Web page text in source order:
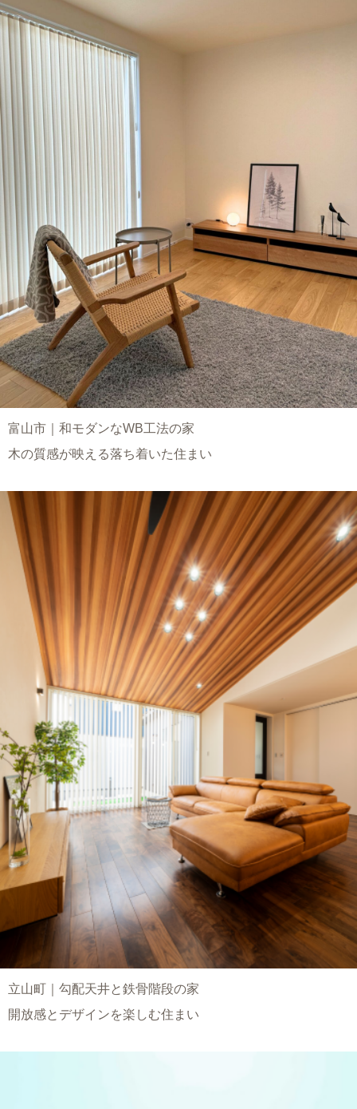
富山市｜和モダンなWB工法の家
木の質感が映える落ち着いた住まい
立山町｜勾配天井と鉄骨階段の家
開放感とデザインを楽しむ住まい